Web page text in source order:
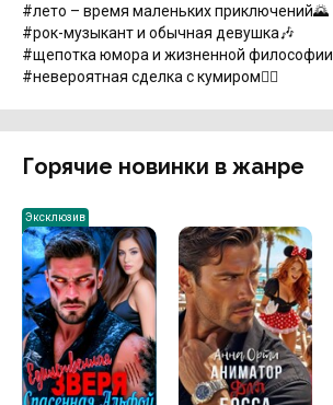
#лето – время маленьких приключений🌄
#рок-музыкант и обычная девушка🎶
#щепотка юмора и жизненной
#невероятная сделка с кумиром❤️‍🔥
Горячие новинки в жанре
Эксклюзив